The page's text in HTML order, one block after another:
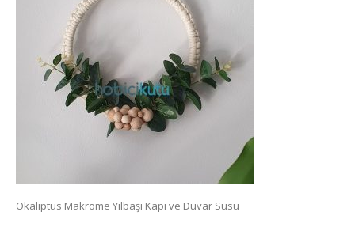
Okaliptus Makrome Yılbaşı Kapı ve Duvar Süsü